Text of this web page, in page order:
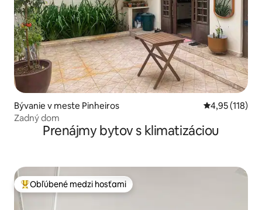
Bývanie v meste Pinheiros Priemerné
4,95 (118)
Zadný dom
Prenájmy bytov s klimatizáciou
Najobľúbenejšie medzi hosťami
Obľúbené medzi hosťami